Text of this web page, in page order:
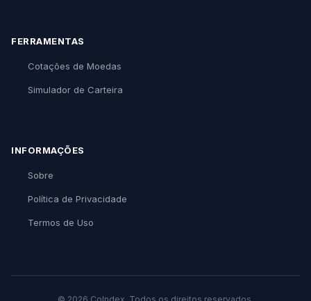
FERRAMENTAS
Cotações de Moedas
Simulador de Carteira
INFORMAÇÕES
Sobre
Política de Privacidade
Termos de Uso